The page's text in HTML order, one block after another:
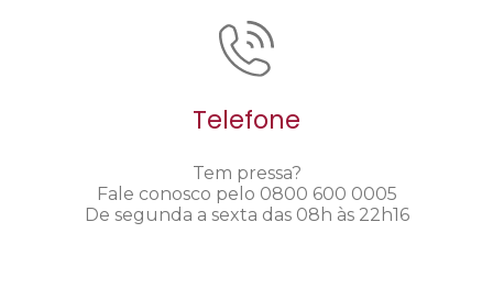
Telefone
Tem pressa?
Fale conosco pelo 0800 600 0005
De segunda a sexta das 08h às 22h16